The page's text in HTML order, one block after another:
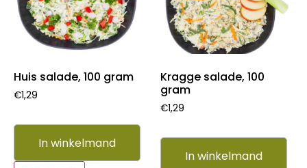
Huis salade, 100 gram
€1,29
In winkelmand
Kragge salade, 100
gram
€1,29
In winkelmand